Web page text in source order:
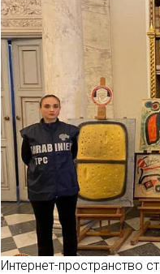
Интернет-пространство